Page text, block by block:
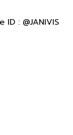
: @JANIVIS